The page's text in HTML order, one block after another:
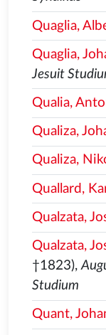
Quaglia,
Quaglia,
Jesuit
Qualia,
Qualiza,
Qualiza,
Quallard,
Qualzata,
Qualzata,
†1823),
Studium
Quant,